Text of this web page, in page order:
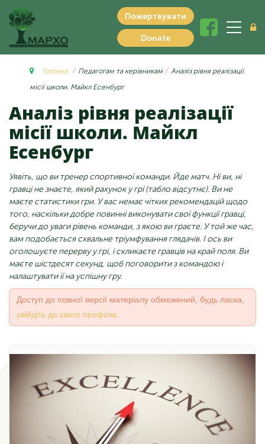
Пожертвувати
Donate
Головна Педагогам та керівникам
Аналіз рівня реалізації
місії школи. Майкл Есенбург
Аналіз рівня реалізації
місії школи. Майкл
Есенбург
Уявіть, що ви тренер спортивної команди. Йде матч. Ні ви, ні
гравці не знаєте, який рахунок у грі (табло відсутнє). Ви не
маєте статистики гри. У вас немає чітких рекомендацій щодо
того, наскільки добре повинні виконувати свої функції гравці,
беручи до уваги рівень команди, з якою ви граєте. У той же час,
вам подобається схвальне тріумфування глядачів. І ось ви
оголошуєте перерву у грі, і скликаєте гравців на край поля. Ви
маєте шістдесят секунд, щоб поговорити з командою і
налаштувати її на успішну гру.
Доступ до повної версії матеріалу обмежений, будь ласка,
увійдіть до свого профілю.